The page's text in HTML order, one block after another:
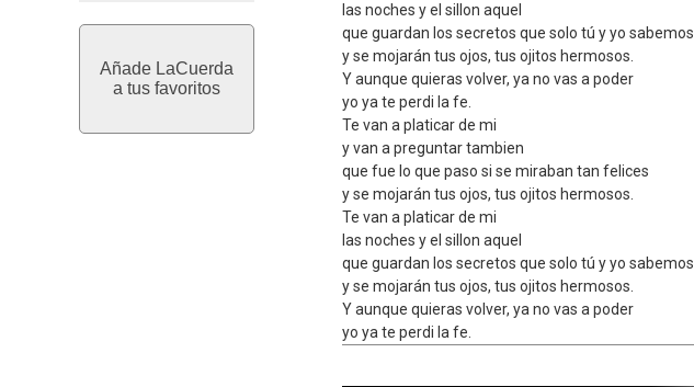
Añade LaCuerda
a tus favoritos
las noches y el sillon aquel
que guardan los secretos que solo tú y yo sabemos
y se mojarán tus ojos, tus ojitos hermosos.
Y aunque quieras volver, ya no vas a poder
yo ya te perdi la fe.
Te van a platicar de mi
y van a preguntar tambien
que fue lo que paso si se miraban tan felices
y se mojarán tus ojos, tus ojitos hermosos.
Te van a platicar de mi
las noches y el sillon aquel
que guardan los secretos que solo tú y yo sabemos
y se mojarán tus ojos, tus ojitos hermosos.
Y aunque quieras volver, ya no vas a poder
yo ya te perdi la fe.